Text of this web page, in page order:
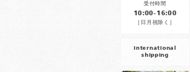
受付時間
10:00-16:00
［日月祝除く］
international
shipping